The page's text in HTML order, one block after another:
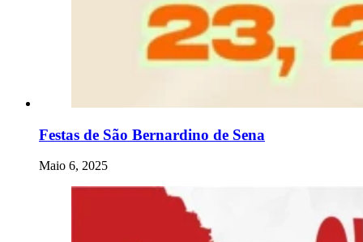
Festas de São Bernardino de Sena
Maio 6, 2025